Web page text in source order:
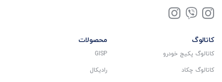
کاتالوگ
کاتالوگ پکیج خودرو
کاتالوگ چکاد
محصولات
GISP
رادیکال